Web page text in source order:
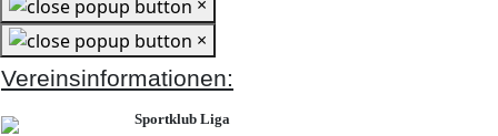
×
Vereinsinformationen:
Sportklub Liga